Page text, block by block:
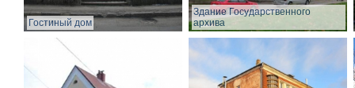
Гостиный дом
Здание Государственного
архива